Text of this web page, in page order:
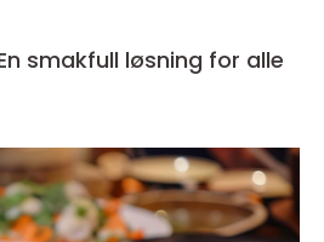
smakfull løsning for alle